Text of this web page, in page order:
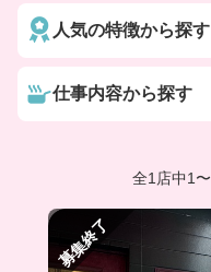
人気の特徴から探す
仕事内容から探す
全1店中1 〜
募集終了